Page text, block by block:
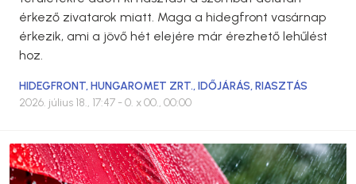
érkező zivatarok miatt. Maga a hidegfront vasárnap
érkezik, ami a jövő hét elejére már érezhető lehűlést
hoz.
HIDEGFRONT,HUNGAROMET ZRT.,IDŐJÁRÁS,RIASZTÁS
2026. július 18., 17:47 - 0. x 00., 00:00